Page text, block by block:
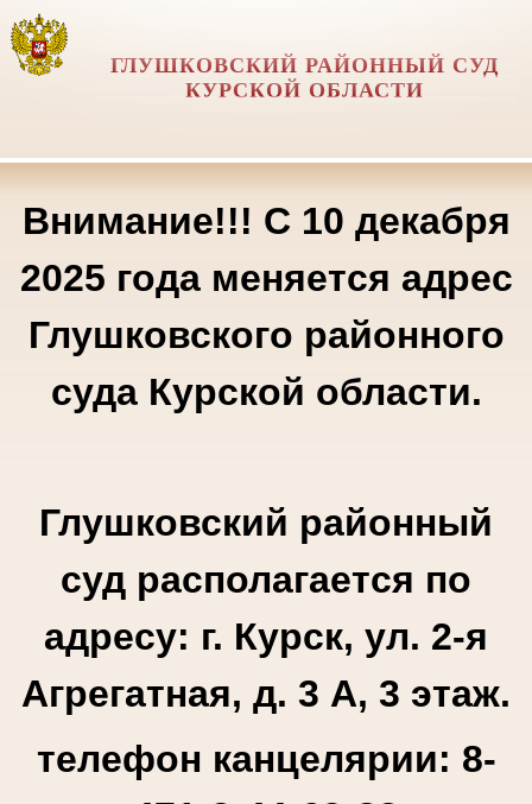
ГЛУШКОВСКИЙ РАЙОННЫЙ СУД
КУРСКОЙ ОБЛАСТИ
Внимание!!! С 10 декабря
2025 года меняется адрес
Глушковского районного
суда Курской области.
Глушковский районный
суд располагается по
адресу: г. Курск, ул. 2-я
Агрегатная, д. 3 А, 3 этаж.
телефон канцелярии: 8-